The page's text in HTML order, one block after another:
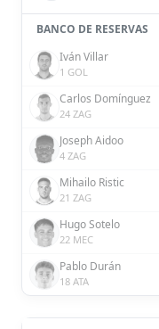
BANCO DE RESERVAS
Iván Villar
1 GOL
Carlos Domínguez
24 ZAG
Joseph Aidoo
4 ZAG
Mihailo Ristic
21 ZAG
Hugo Sotelo
22 MEC
Pablo Durán
18 ATA